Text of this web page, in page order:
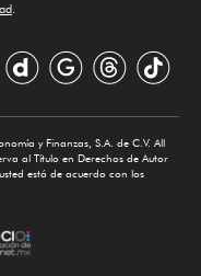
.
y Finanzas, S.A. de C.V. All
al Título en Derechos de Autor
está de acuerdo con los